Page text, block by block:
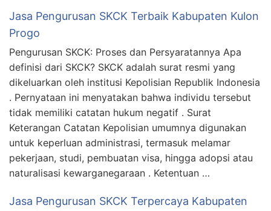
Jasa Pengurusan SKCK Terbaik Kabupaten Kulon
Progo
Pengurusan SKCK: Proses dan Persyaratannya Apa
definisi dari SKCK? SKCK adalah surat resmi yang
dikeluarkan oleh institusi Kepolisian Republik Indonesia
. Pernyataan ini menyatakan bahwa individu tersebut
tidak memiliki catatan hukum negatif . Surat
Keterangan Catatan Kepolisian umumnya digunakan
untuk keperluan administrasi, termasuk melamar
pekerjaan, studi, pembuatan visa, hingga adopsi atau
naturalisasi kewarganegaraan . Ketentuan …
Jasa Pengurusan SKCK Terpercaya Kabupaten